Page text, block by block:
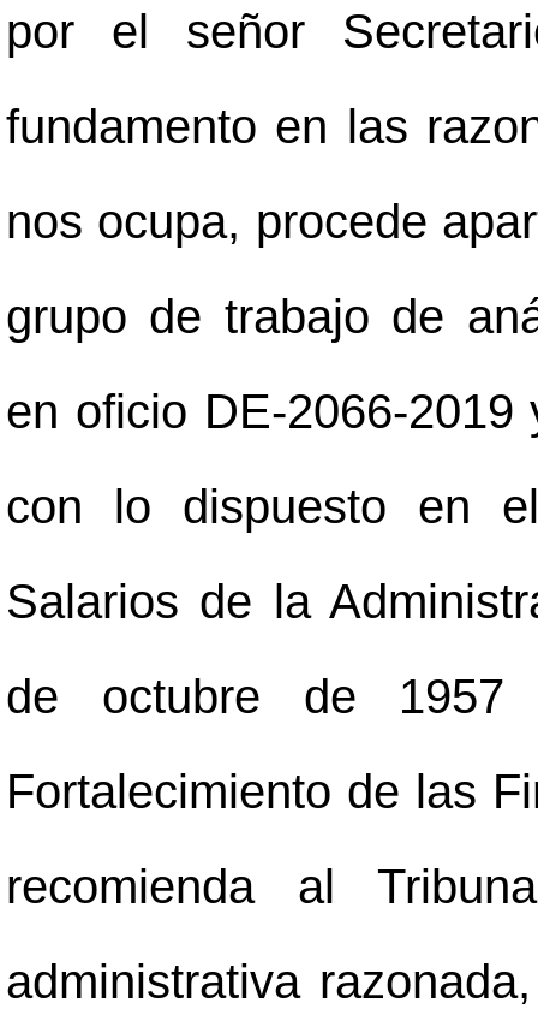
por el señor
fundamento en las
nos ocupa, procede
grupo de trabajo de
en oficio DE-2066-
con lo dispuesto en
Salarios de la
de octubre de
Fortalecimiento de las
recomienda al
administrativa